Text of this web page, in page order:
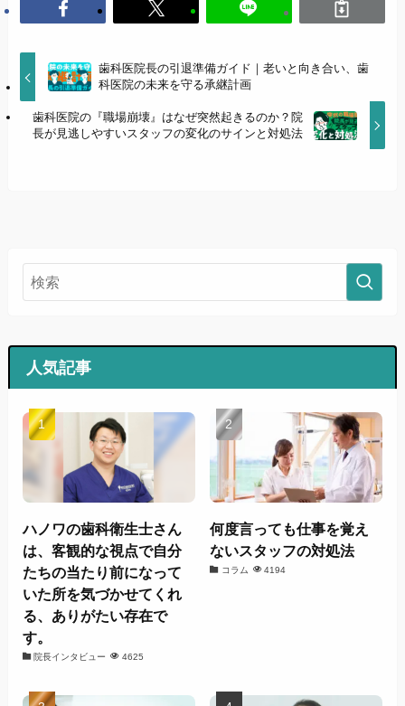
歯科医院長の引退準備ガイド｜老いと向き合い、歯
科医院の未来を守る承継計画
歯科医院の『職場崩壊』はなぜ突然起きるのか？院
長が見逃しやすいスタッフの変化のサインと対処法
人気記事
ハノワの歯科衛生士さん
は、客観的な視点で自分
たちの当たり前になって
いた所を気づかせてくれ
る、ありがたい存在で
す。
院長インタビュー 4625
何度言っても仕事を覚え
ないスタッフの対処法
コラム 4194